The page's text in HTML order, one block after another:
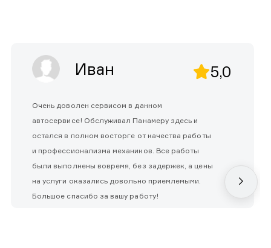
Иван 5,0
Очень доволен сервисом в данном
автосервисе! Обслуживал Панамеру здесь и
остался в полном восторге от качества работы
и профессионализма механиков. Все работы
были выполнены вовремя, без задержек, а цены
на услуги оказались довольно приемлемыми.
Большое спасибо за вашу работу!